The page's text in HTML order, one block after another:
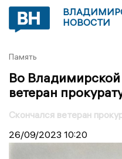
НОВОСТИ
Память
Во Владимирской
ветеран
Скончался ветеран
26/09/2023 10:20